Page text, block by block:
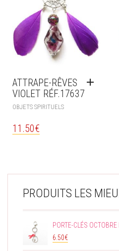
ATTRAPE-RÊVES
VIOLET RÉF.17637
OBJETS SPIRITUELS
11.50€
PRODUITS LES
PORTE-CLÉS
6.50€